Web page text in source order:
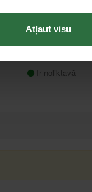
Atļaut visu
perforators MAKITA
DHR202Z bez
akumulatora un
lādētāja
Ir noliktavā